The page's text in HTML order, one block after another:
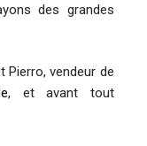
des grandes
Pierro, vendeur de
, et avant tout